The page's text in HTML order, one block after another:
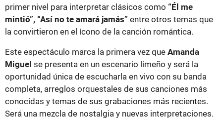
primer nivel para interpretar clásicos como “Él me
mintió”, “Así no te amará jamás” entre otros temas que
la convirtieron en el ícono de la canción romántica.
Este espectáculo marca la primera vez que Amanda
Miguel se presenta en un escenario limeño y será la
oportunidad única de escucharla en vivo con su banda
completa, arreglos orquestales de sus canciones más
conocidas y temas de sus grabaciones más recientes.
Será una mezcla de nostalgia y nuevas interpretaciones.